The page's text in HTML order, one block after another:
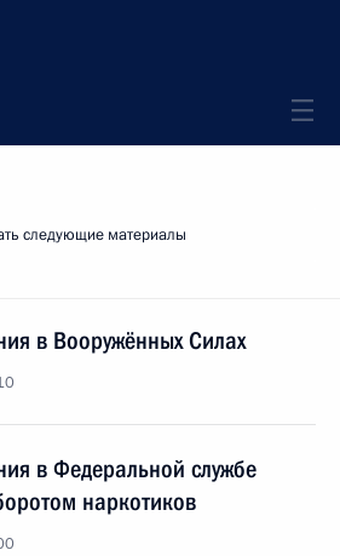
следующие материалы
в Вооружённых Силах
в Федеральной службе
наркотиков